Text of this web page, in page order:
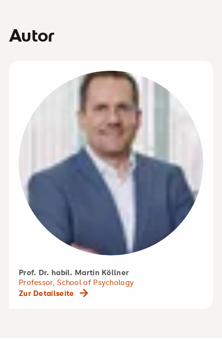
Autor
Prof. Dr. habil. Martin Köllner
Professor, School of Psychology
Zur Detailseite